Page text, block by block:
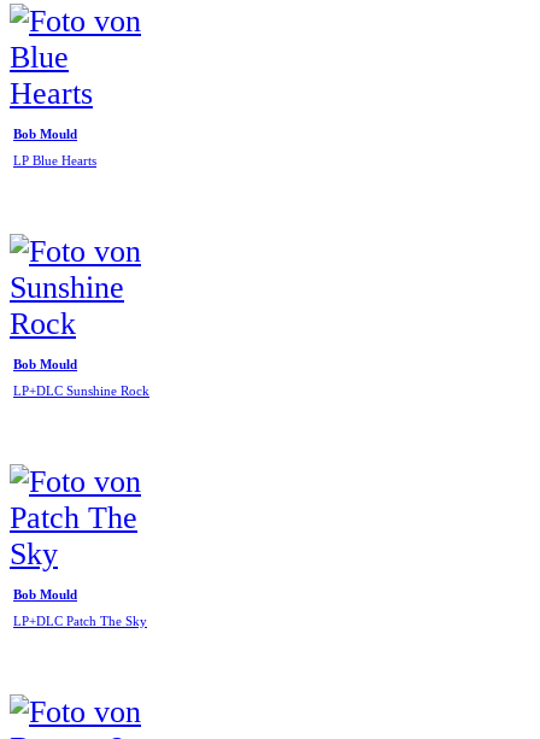
Bob Mould
LP Blue Hearts
Bob Mould
LP+DLC Sunshine Rock
Bob Mould
LP+DLC Patch The Sky